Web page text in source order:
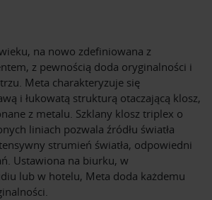
na nowo zdefiniowana z
z pewnością doda oryginalności i
Meta charakteryzuje się
i łukowatą strukturą otaczającą klosz,
z metalu. Szklany klosz triplex o
liniach pozwala źródłu światła
strumień światła, odpowiedni
Ustawiona na biurku, w
lub w hotelu, Meta doda każdemu